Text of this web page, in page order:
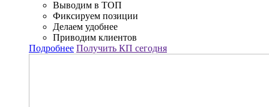
Выводим в ТОП
Фиксируем позиции
Делаем удобнее
Приводим клиентов
Подробнее Получить КП сегодня